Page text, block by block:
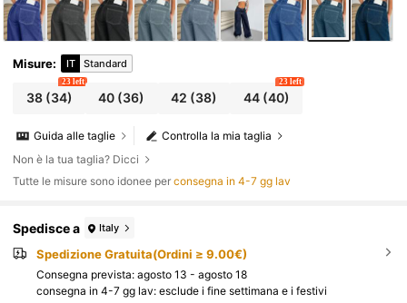
Misure: IT Standard
38(34)
23 left
40 (36) 42 (38) 44(40)
23 left
Controlla la mia taglia
Guida alle taglie
Non è la tua taglia? Dicci
Tutte le misure sono idonee perconsegna in 4-7 gg lav
Spedisce a Italy
Spedizione Gratuita(Ordini ≥ 9.00€)
Consegna prevista: agosto 13 - agosto 18
consegna in 4-7 gg lav: esclude i fine settimana e i festivi